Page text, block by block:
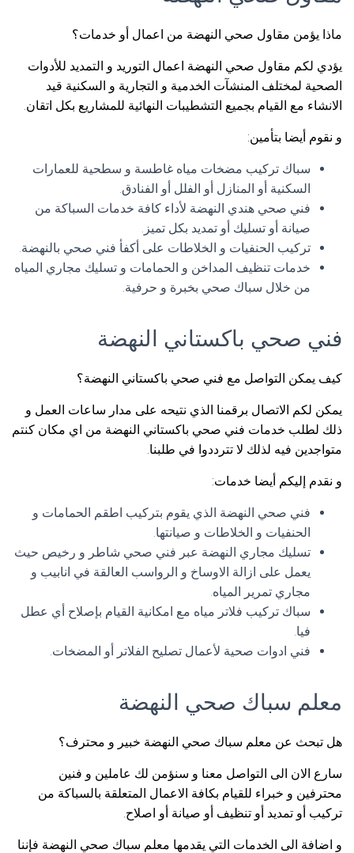
ماذا يؤمن مقاول صحي النهضة من اعمال أو خدمات؟
يؤدي لكم مقاول صحي النهضة اعمال التوريد و التمديد للأدوات
الصحية لمختلف المنشآت الخدمية و التجارية و السكنية قيد
الانشاء مع القيام بجميع التشطيبات النهائية للمشاريع بكل اتقان.
و نقوم أيضا بتأمين:
سباك تركيب مضخات مياه غاطسة و سطحية للعمارات
السكنية أو المنازل أو الفلل أو الفنادق.
فني صحي هندي النهضة لأداء كافة خدمات السباكة من
صيانة أو تسليك أو تمديد بكل تميز.
تركيب الحنفيات و الخلاطات على أكفأ فني صحي بالنهضة.
خدمات تنظيف المداخن و الحمامات و تسليك مجاري المياه
من خلال سباك صحي بخبرة و حرفية.
فني صحي باكستاني النهضة
كيف يمكن التواصل مع فني صحي باكستاني النهضة؟
يمكن لكم الاتصال برقمنا الذي نتيحه على مدار ساعات العمل و
ذلك لطلب خدمات فني صحي باكستاني النهضة من اي مكان كنتم
متواجدين فيه لذلك لا تترددوا في طلبنا.
و نقدم إليكم أيضا خدمات:
فني صحي النهضة الذي يقوم بتركيب اطقم الحمامات و
الحنفيات و الخلاطات و صيانتها.
تسليك مجاري النهضة عبر فني صحي شاطر و رخيص حيث
يعمل على ازالة الاوساخ و الرواسب العالقة في انابيب و
مجاري تمرير المياه.
سباك تركيب فلاتر مياه مع امكانية القيام بإصلاح أي عطل
فيا.
فني ادوات صحية لأعمال تصليح الفلاتر أو المضخات.
معلم سباك صحي النهضة
هل تبحث عن معلم سباك صحي النهضة خبير و محترف؟
سارع الان الى التواصل معنا و سنؤمن لك عاملين و فنين
محترفين و خبراء للقيام بكافة الاعمال المتعلقة بالسباكة من
تركيب أو تمديد أو تنظيف أو صيانة أو اصلاح.
و اضافة الى الخدمات التي يقدمها معلم سباك صحي النهضة فإننا